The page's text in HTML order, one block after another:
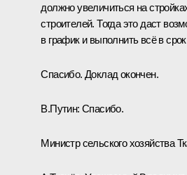
должно увеличиться на
строителей. Тогда это даст
в график и выполнить всё в
Спасибо. Доклад окончен.
В.Путин: Спасибо.
Министр сельского хозяйства